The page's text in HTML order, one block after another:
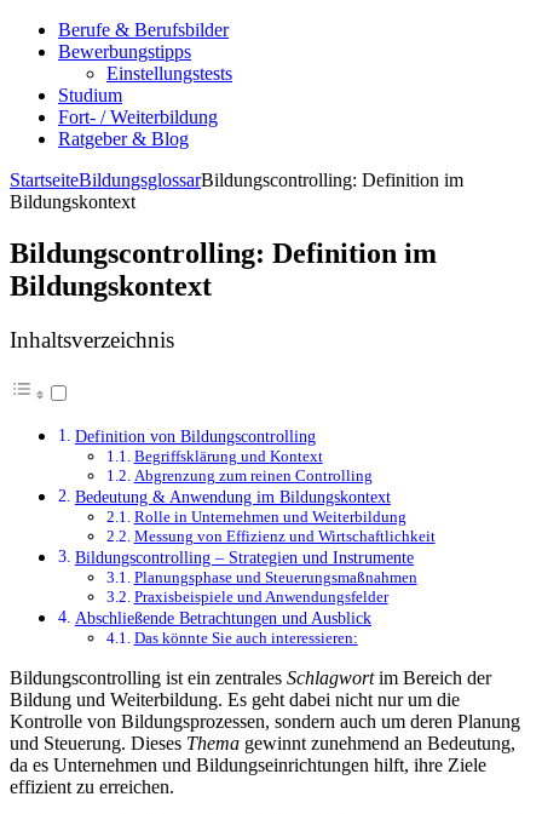
Berufe & Berufsbilder
Bewerbungstipps
Einstellungstests
Studium
Fort- / Weiterbildung
Ratgeber & Blog
StartseiteBildungsglossarBildungscontrolling: Definition im
Bildungskontext
Bildungscontrolling: Definition im
Bildungskontext
Inhaltsverzeichnis
Definition von Bildungscontrolling
Begriffsklärung und Kontext
Abgrenzung zum reinen Controlling
Bedeutung & Anwendung im Bildungskontext
Rolle in Unternehmen und Weiterbildung
Messung von Effizienz und Wirtschaftlichkeit
Bildungscontrolling – Strategien und Instrumente
Planungsphase und Steuerungsmaßnahmen
Praxisbeispiele und Anwendungsfelder
Abschließende Betrachtungen und Ausblick
Das könnte Sie auch interessieren:
Bildungscontrolling ist ein zentrales Schlagwortim Bereich der
Bildung und Weiterbildung. Es geht dabei nicht nur um die
Kontrolle von Bildungsprozessen, sondern auch um deren Planung
und Steuerung. Dieses Thema gewinnt zunehmend an Bedeutung,
da es Unternehmen und Bildungseinrichtungen hilft, ihre Ziele
effizient zu erreichen.